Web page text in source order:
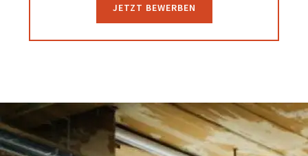
JETZT BEWERBEN